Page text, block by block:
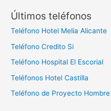
Últimos teléfonos
Teléfono Hotel Melia Alicante
Teléfono Credito Si
Teléfono Hospital El Escorial
Teléfonos Hotel Castilla
Teléfono de Proyecto Hombre